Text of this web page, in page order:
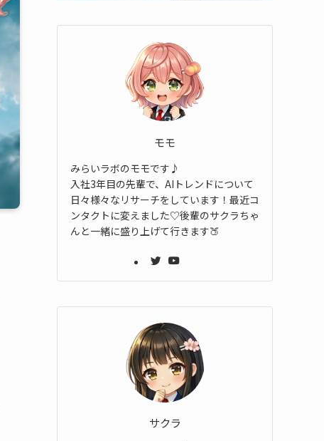
モモ
みらいラボのモモです♪
入社3年目の先輩で、AIトレンドについて
日々様々なリサーチをしています！最近コ
ンタクトに変えました♡後輩のサクラちゃ
んと一緒に盛り上げて行きます🍑
サクラ